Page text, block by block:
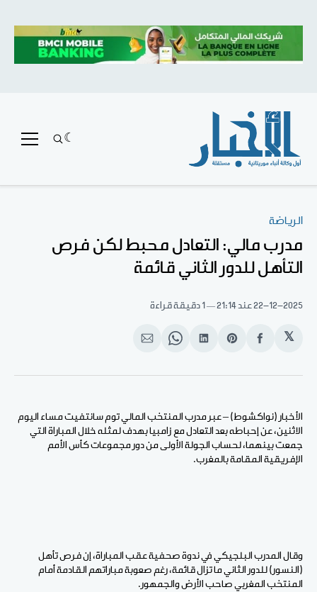
الرياضة
مدرب مالي: التعادل محبط لكن فرص
التأهل للدور الثاني قائمة
22-12-2025عند 21:14 1 دقيقة قراءة
𝕏
انشر
الفيسبوك
Share
Pinterest
انشر
لينكد
Share
WhatsApp
انشر
الإيميل
الأخبار (نواكشوط) – عبر مدرب المنتخب المالي توم سانتفيت مساء اليوم
الاثنين، عن إحباطه بعد التعادل مع زامبيا بهدف لمثله خلال المباراة التي
جمعت بينهما، لحساب الجولة الأولى من دور مجموعات كأس الأمم
الإفريقية المقامة بالمغرب.
وقال المدرب البلجيكي في ندوة صحفية عقب المباراة، إن فرص تأهل
(النسور) للدور الثاني ما تزال قائمة، رغم صعوبة مباراتهم القادمة أمام
المنتخب المغربي صاحب الأرض والجمهور.